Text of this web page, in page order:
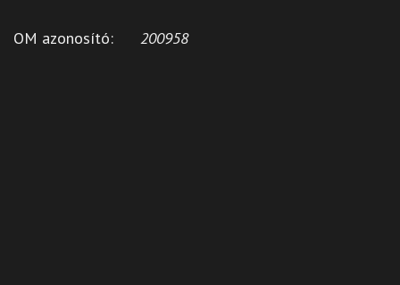
OM azonosító: 200958